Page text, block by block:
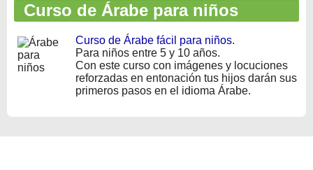
Curso de Árabe para niños
Curso de Árabe fácil para niños.
Para niños entre 5 y 10 años.
Con este curso con imágenes y locuciones
reforzadas en entonación tus hijos darán sus
primeros pasos en el idioma Árabe.